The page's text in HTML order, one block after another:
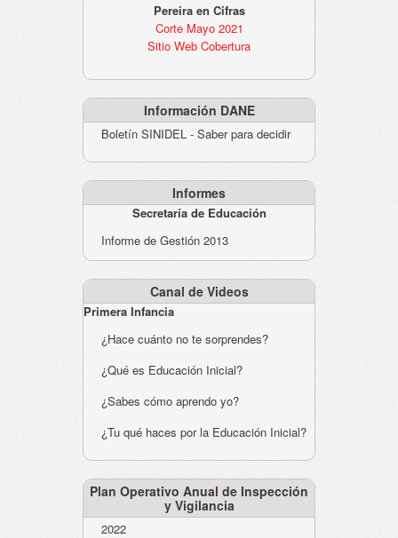
Pereira en Cifras
Corte Mayo 2021
Sitio Web Cobertura
Información DANE
Boletín SINIDEL - Saber para decidir
Informes
Secretaría de Educación
Informe de Gestión 2013
Canal de Videos
Primera Infancia
¿Hace cuánto no te sorprendes?
¿Qué es Educación Inicial?
¿Sabes cómo aprendo yo?
¿Tu qué haces por la Educación Inicial?
Plan Operativo Anual de Inspección
y Vigilancia
2022